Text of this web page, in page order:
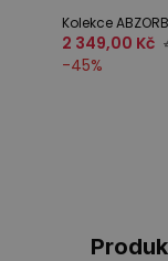
Kolekce
2 349,00 Kč
-45%